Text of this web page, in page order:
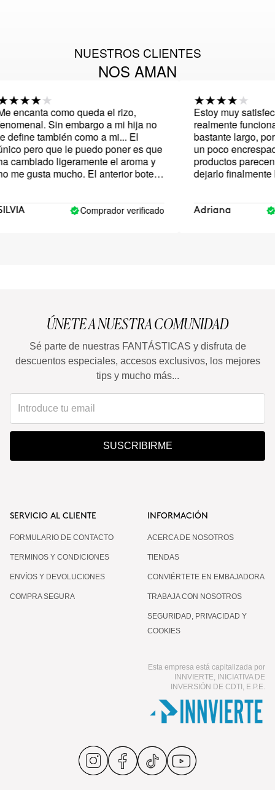
NUESTROS CLIENTES
NOS AMAN
como queda el rizo,
Sin embargo a mi hija no
también como a mi... El
pero que le puedo poner es que
ligeramente el aroma y
gusta mucho. El anterior bote
Comprador verificado
Estoy muy
realmente
bastante largo, por
un poco encrespado
productos parecen
dejarlo finalmente
es muy bueno y
Adriana
ÚNETE A NUESTRA COMUNIDAD
Sé parte de nuestras FANTÁSTICAS y disfruta de
descuentos especiales, accesos exclusivos, los mejores
tips y mucho más...
SUSCRIBIRME
SERVICIO AL CLIENTE
FORMULARIO DE CONTACTO
TERMINOS Y CONDICIONES
ENVÍOS Y DEVOLUCIONES
COMPRA SEGURA
INFORMACIÓN
ACERCA DE NOSOTROS
TIENDAS
CONVIÉRTETE EN EMBAJADORA
TRABAJA CON NOSOTROS
SEGURIDAD, PRIVACIDAD Y
COOKIES
Esta empresa está capitalizada por
INNVIERTE, INICIATIVA DE
INVERSIÓN DE CDTI, E.P.E.